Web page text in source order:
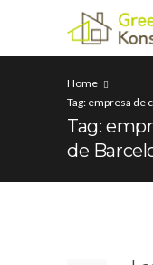
Home
Tag: empresa de
Tag:
de